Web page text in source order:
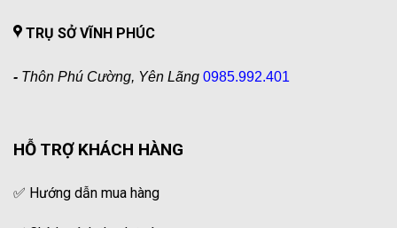
TRỤ SỞ VĨNH PHÚC
- Thôn Phú Cường, Yên Lãng 0985.992.401
HỖ TRỢ KHÁCH HÀNG
✅ Hướng dẫn mua hàng